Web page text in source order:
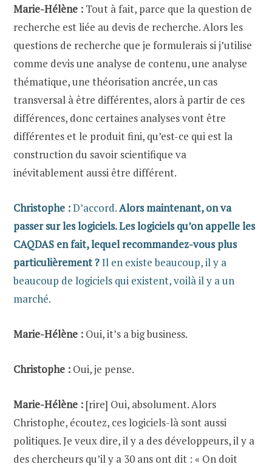
Marie-Hélène : Tout à fait, parce que la question de
recherche est liée au devis de recherche. Alors les
questions de recherche que je formulerais si j’utilise
comme devis une analyse de contenu, une analyse
thématique, une théorisation ancrée, un cas
transversal à être différentes, alors à partir de ces
différences, donc certaines analyses vont être
différentes et le produit fini, qu’est-ce qui est la
construction du savoir scientifique va
inévitablement aussi être différent.
Christophe :D’accord.Alors maintenant, on va
passer sur les logiciels. Les logiciels qu’on appelle les
CAQDAS en fait, lequel recommandez-vous plus
particulièrement ?Il en existe beaucoup, il y a
beaucoup de logiciels qui existent, voilà il y a un
marché.
Marie-Hélène : Oui, it’s a big business.
Christophe : Oui, je pense.
Marie-Hélène : [rire] Oui, absolument. Alors
Christophe, écoutez, ces logiciels-là sont aussi
politiques. Je veux dire, il y a des développeurs, il y a
des chercheurs qu’il y a 30 ans ont dit : « On doit